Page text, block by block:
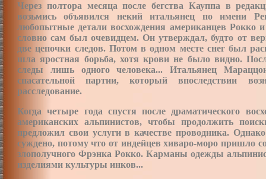
Через полтора месяца после бегства Кауппа в
возьмись объявился некий итальянец по имени
любопытные детали восхождения американцев Рокко
словно сам был очевидцем. Он утверждал, будто от
две цепочки следов. Потом в одном месте снег был
шла яростная борьба, хотя крови не было видно.
следы лишь одного человека... Итальянец
спасательной партии, который впоследствии
расследование.
Когда четыре года спустя после драматического
американских альпинистов, чтобы продолжить
предложил свои услуги в качестве проводника.
суждено, потому что от индейцев хиваро-моро пришло
злополучного Фрэнка Рокко. Карманы одежды
изделиями культуры инков...